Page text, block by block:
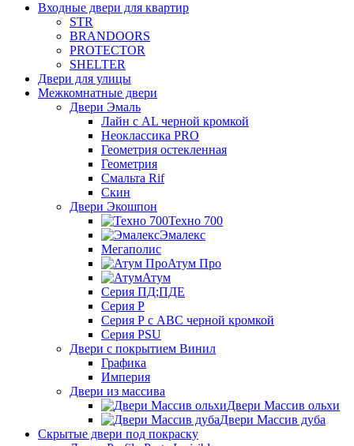
Входные двери для квартир
STR
BRANDOORS
PROTECTOR
SHELTER
Двери для улицы
Межкомнатные двери
Двери Эмаль
Лайн с AL черной кромкой
Неоклассика PRO
Геометрия остекленная
Геометрия
Смальта Rif
Скин
Двери Экошпон
Техно 700
Эмалекс
Мегаполис
Атум Про
Атум
Серия ПД;ПДЕ
Серия Р
Серия Р с АВС черной кромкой
Серия PSU
Двери с покрытием Винил
Графика
Империя
Двери из массива
Двери Массив ольхи
Двери Массив дуба
Скрытые двери под покраску